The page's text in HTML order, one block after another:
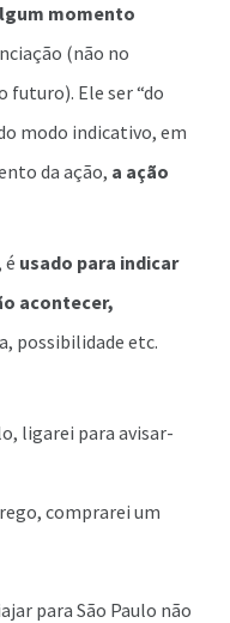
momento
(não no
futuro). Ele ser “do
modo indicativo, em
da ação, a ação
é usado para indicar
acontecer,
possibilidade etc.
ligarei para avisar-
comprarei um
para São Paulo não